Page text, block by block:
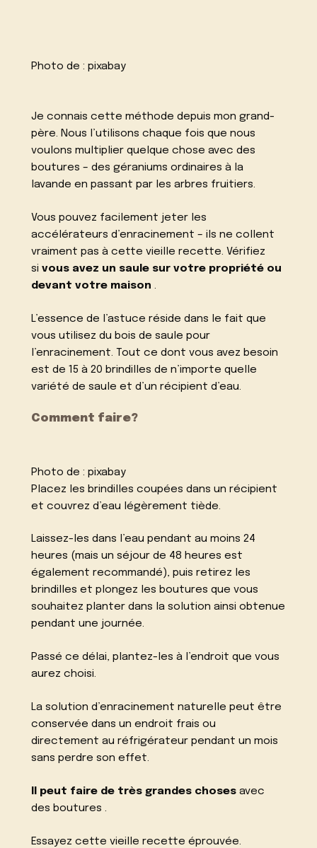
Photo de :pixabay
Je connais cette méthode depuis mon grand-
père. Nous l’utilisons chaque fois que nous
voulons multiplier quelque chose avec des
boutures – des géraniums ordinaires à la
lavande en passant par les arbres fruitiers.
Vous pouvez facilement jeter les
accélérateurs d’enracinement – ils ne collent
vraiment pas à cette vieille recette. Vérifiez
sivous avez un saule sur votre propriété ou
devant votre maison .
L’essence de l’astuce réside dans le fait que
vous utilisez du bois de saule pour
l’enracinement. Tout ce dont vous avez besoin
est de 15 à 20 brindilles de n’importe quelle
variété de saule et d’un récipient d’eau.
Comment faire?
Photo de :pixabay
Placez les brindilles coupées dans un récipient
et couvrez d’eau légèrement tiède.
Laissez-les dans l’eau pendant au moins 24
heures (mais un séjour de 48 heures est
également recommandé), puis retirez les
brindilles et plongez les boutures que vous
souhaitez planter dans la solution ainsi obtenue
pendant une journée.
Passé ce délai, plantez-les à l’endroit que vous
aurez choisi.
La solution d’enracinement naturelle peut être
conservée dans un endroit frais ou
directement au réfrigérateur pendant un mois
sans perdre son effet.
Il peut faire de très grandes choses avec
des boutures .
Essayez cette vieille recette éprouvée.